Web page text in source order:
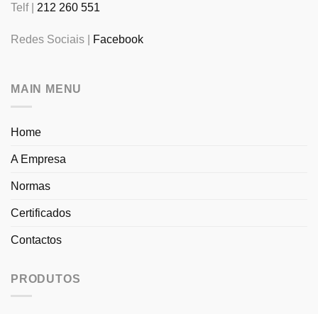
Telf | 212 260 551
Redes Sociais | Facebook
MAIN MENU
Home
A Empresa
Normas
Certificados
Contactos
PRODUTOS